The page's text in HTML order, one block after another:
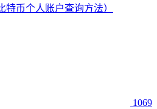
特币个人账户查询方法）
1069